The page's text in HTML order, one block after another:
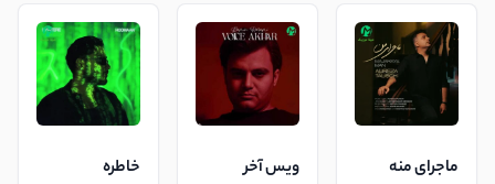
ماجرای منه ویس آخر خاطره